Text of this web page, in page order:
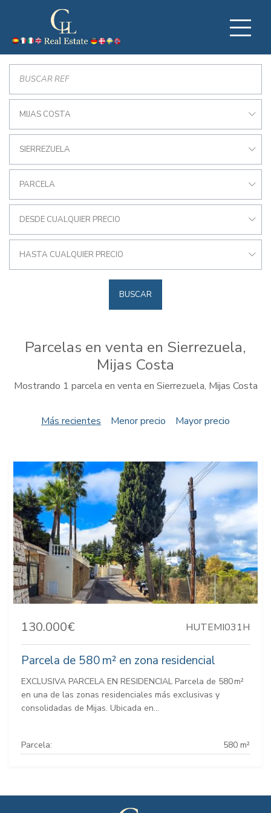
MIJAS COSTA
SIERREZUELA
PARCELA
DESDE CUALQUIER PRECIO
HASTA CUALQUIER PRECIO
BUSCAR
Parcelas en venta en Sierrezuela,
Mijas Costa
Mostrando 1 parcela en venta en Sierrezuela, Mijas Costa
Más recientes Menor precio Mayor precio
130.000€ HUTEMI031H
Parcela de 580 m² en zona residencial
EXCLUSIVA PARCELA EN RESIDENCIAL Parcela de 580 m²
en una de las zonas residenciales más exclusivas y
consolidadas de Mijas. Ubicada en...
Parcela: 580 m²